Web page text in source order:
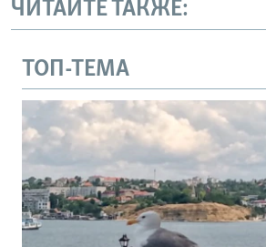
ЧИТАЙТЕ ТАКЖЕ:
ТОП-ТЕМА